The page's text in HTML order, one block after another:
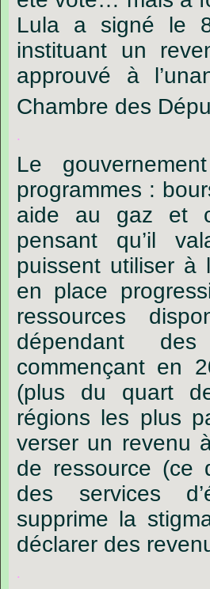
Lula a signé le
instituant un
approuvé à
Chambre des
.
Le
programmes :
aide au gaz et
pensant qu’il
puissent utiliser à
en place
ressources
dépendant
commençant en
(plus du quart
régions les plus
verser un revenu
de ressource (ce
des services
supprime la
déclarer des
.